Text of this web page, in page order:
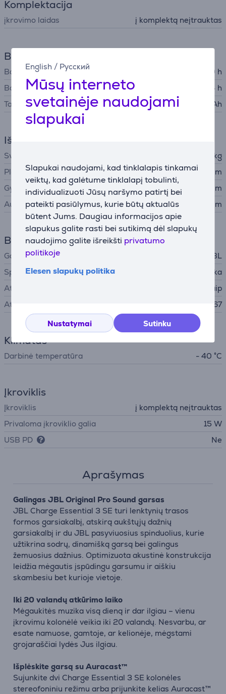
English / Русский
Mūsų interneto
svetainėje naudojami
slapukai
Slapukai naudojami, kad tinklalapis tinkamai
veiktų, kad galėtume tinklalapį tobulinti,
individualizuoti Jūsų naršymo patirtį bei
pateikti pasiūlymus, kurie būtų aktualūs
būtent Jums. Daugiau informacijos apie
slapukus galite rasti bei sutikimą dėl slapukų
naudojimo galite išreikšti privatumo
politikoje
Elesen slapukų politika
Nustatymai Sutinku
Komplektacija
įkrovimo laidas į komplektą neįtrauktas
Baterija
Baterijos veikimo laikas
20 h
Baterijos įkrovimo laikas
4 h
Talpa
7500 mAh
Išmatavimai
Svoris
0,96 kg
Plotis
22,3 cm
Gylis
9,4 cm
Aukštis
9,65 cm
Bendri parametrai
Gamintojas
JBL
Spalva
Tamsiai pilka
Atsparus vandeniui
Taip
Atsparumo klasė (IP)
IP67
Klimatas
Darbinė temperatūra - 40 °C
Įkroviklis
Įkroviklis
į komplektą neįtrauktas
Privaloma įkroviklio galia
15 W
USB PD
Ne
Aprašymas
Galingas JBL Original Pro Sound garsas
JBL Charge Essential 3 SE turi lenktynių trasos
formos garsiakalbį, atskirą aukštųjų dažnių
garsiakalbį ir du JBL pasyviuosius spinduolius, kurie
užtikrina sodrų, dinamišką garsą bei galingus
žemuosius dažnius. Optimizuota akustinė konstrukcija
leidžia mėgautis įspūdingu garsumu ir aiškiu
skambesiu bet kurioje vietoje.
Iki 20 valandų atkūrimo laiko
Mėgaukitės muzika visą dieną ir dar ilgiau – vienu
įkrovimu kolonėlė veikia iki 20 valandų. Nesvarbu, ar
esate namuose, gamtoje, ar kelionėje, mėgstami
grojaraščiai lydės Jus ilgiau.
Išplėskite garsą su Auracast™
Sujunkite dvi Charge Essential 3 SE kolonėles
stereofoniniu režimu arba prijunkite kelias Auracast™